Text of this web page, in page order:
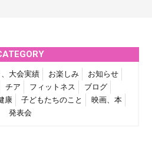
大会実績 お楽しみ
お知らせ
チア フィットネス
ブログ
康 子どもたちのこと
映画、本
発表会